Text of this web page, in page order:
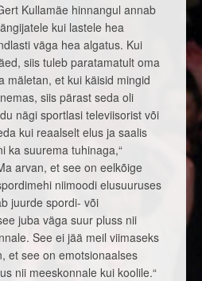
Kullamäe hinnangul annab
kui lastele hea
väga hea algatus. Kui
siis tuleb paratamatult oma
mäletan, et kui käisid mingid
siis pärast seda oli
nägi sportlasi televiisorist või
kui reaalselt elus ja saalis
ka suurema tuhinaga,“
arvan, et see on eelkõige
niimoodi elusuuruses
juurde spordi- või
juba väga suur pluss nii
See ei jää meil viimaseks
et see on emotsionaalses
nii meeskonnale kui koolile.“